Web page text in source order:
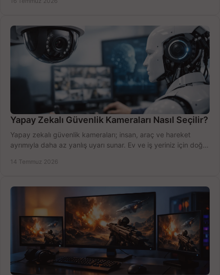
Yapay Zekalı Güvenlik Kameraları Nasıl Seçilir?
Yapay zekalı güvenlik kameraları; insan, araç ve hareket
ayrımıyla daha az yanlış uyarı sunar. Ev ve iş yeriniz için doğru
14 Temmuz 2026